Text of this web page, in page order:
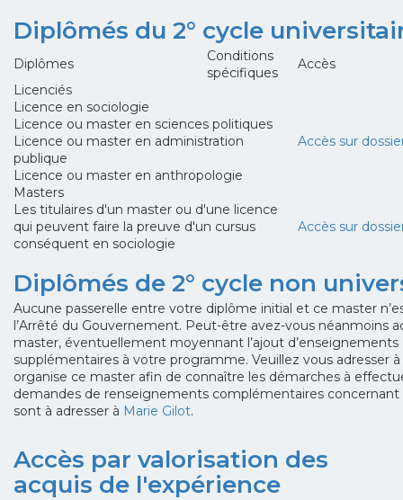
Diplômés du 2° cycle
Diplômes
Conditions
spécifiques
Accès
Licenciés
Licence en sociologie
Licence ou master en sciences politiques
Licence ou master en administration
publique
Licence ou master en anthropologie
Accès sur
Masters
Les titulaires d'un master ou d'une licence
qui peuvent faire la preuve d'un cursus
conséquent en sociologie
Accès sur
Diplômés de 2° cycle non
Aucune passerelle entre votre diplôme initial et ce master
l’Arrêté du Gouvernement. Peut-être avez-vous néanmoins
master, éventuellement moyennant l’ajout d’enseignements
supplémentaires à votre programme. Veuillez vous adresser
organise ce master afin de connaître les démarches à
demandes de renseignements complémentaires concernant
sont à adresser à Marie Gilot.
Accès par valorisation des
acquis de l'expérience